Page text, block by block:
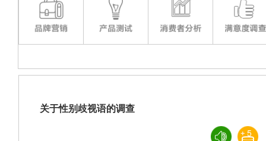
关于性别歧视语的调查
5